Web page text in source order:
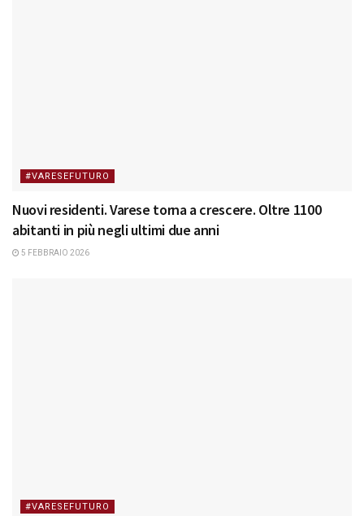
#VARESEFUTURO
Nuovi residenti. Varese torna a crescere. Oltre 1100
abitanti in più negli ultimi due anni
5 FEBBRAIO 2026
#VARESEFUTURO